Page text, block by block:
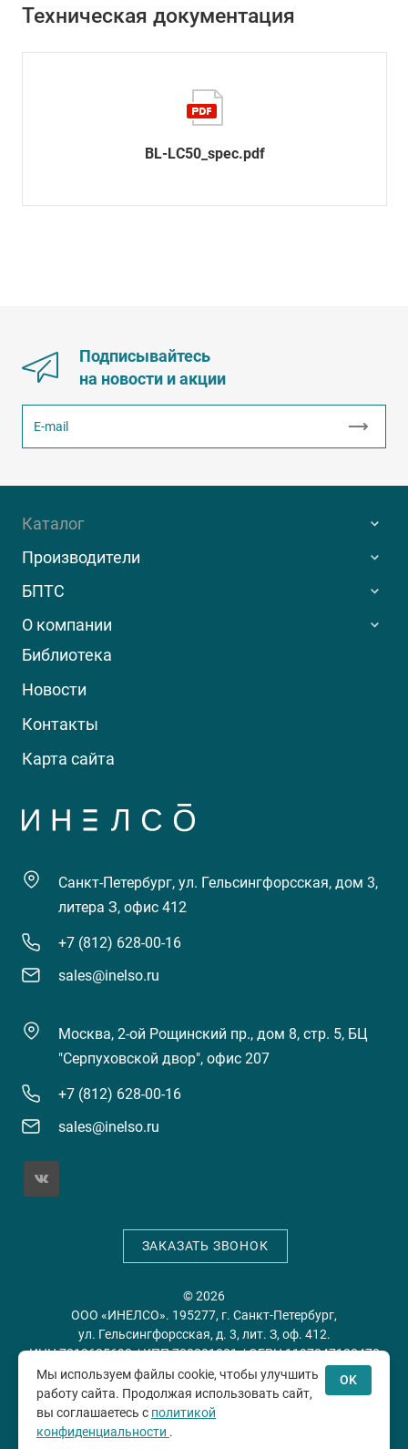
Техническая документация
BL-LC50_spec.pdf
Подписывайтесь
на новости и акции
Каталог
Производители
БПТС
О компании
Библиотека
Новости
Контакты
Карта сайта
Санкт-Петербург, ул. Гельсингфорсская, дом 3,
литера З, офис 412
+7 (812) 628-00-16
sales@inelso.ru
Москва, 2-ой Рощинский пр., дом 8, стр. 5, БЦ
"Серпуховской двор", офис 207
+7 (812) 628-00-16
sales@inelso.ru
ЗАКАЗАТЬ ЗВОНОК
© 2026
ООО «ИНЕЛСО». 195277, г. Санкт-Петербург,
ул. Гельсингфорсская, д. 3, лит. З, оф. 412.
ИНН 7813635698 / КПП 780201001 / ОГРН 1197847128478
Политика конфиденциальности
соглашение
Мы используем файлы cookie, чтобы улучшить
работу сайта. Продолжая использовать сайт,
вы соглашаетесь с политикой
конфиденциальности .
OK